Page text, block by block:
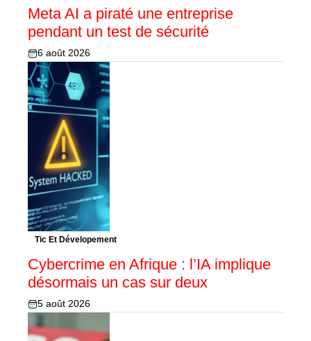
Meta AI a piraté une entreprise
pendant un test de sécurité
6 août 2026
Tic Et Dévelopement
Cybercrime en Afrique : l’IA implique
désormais un cas sur deux
5 août 2026